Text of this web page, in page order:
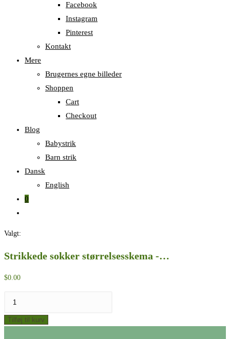
Facebook
Instagram
Pinterest
Kontakt
Mere
Brugernes egne billeder
Shoppen
Cart
Checkout
Blog
Babystrik
Barn strik
Dansk
English
0
Valgt:
Strikkede sokker størrelsesskema -…
$0.00
størrelsesskema
Tilføj til kurv